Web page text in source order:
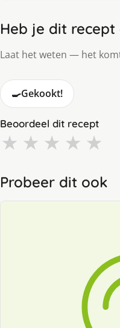
Heb je dit
Laat het weten — het
🍳Gekookt!
Beoordeel dit recept
★ ★ ★ ★ ★
Probeer dit ook